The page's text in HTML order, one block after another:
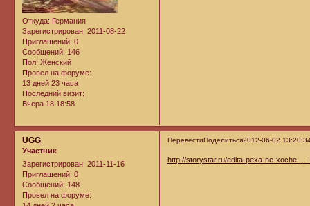
Откуда: Германия
Зарегистрирован: 2011-08-22
Приглашений: 0
Сообщений: 146
Пол: Женский
Провел на форуме:
13 дней 23 часа
Последний визит:
Вчера 18:18:58
ПеревестиПоделиться2012-06-02
UGG
Участник
Зарегистрирован: 2011-11-16
Приглашений: 0
Сообщений: 148
Провел на форуме:
http://storystar.ru/edita-pexa-ne-xoche …